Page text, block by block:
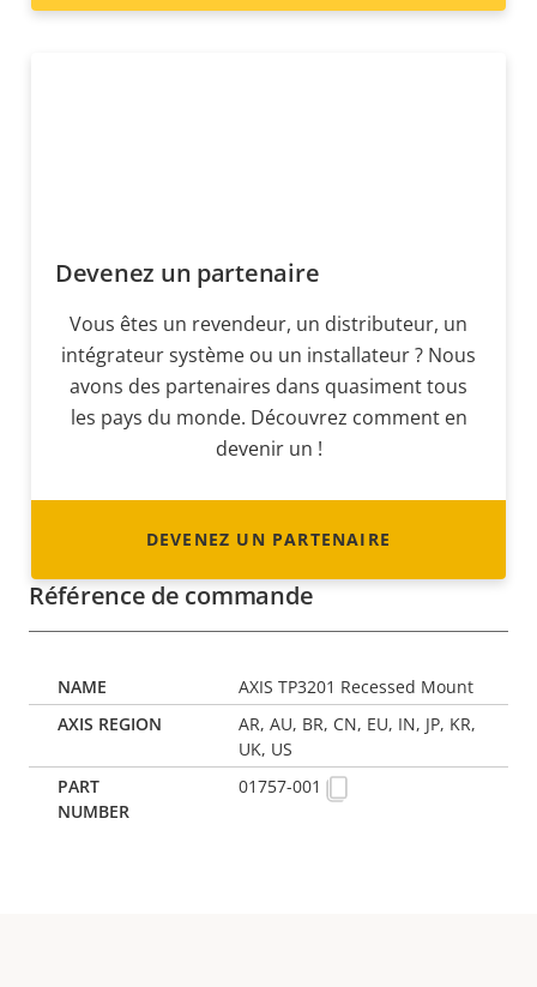
Devenez un partenaire
Vous êtes un revendeur, un distributeur, un
intégrateur système ou un installateur ? Nous
avons des partenaires dans quasiment tous
les pays du monde. Découvrez comment en
devenir un !
DEVENEZ UN PARTENAIRE
Référence de commande
AXIS TP3201 Recessed Mount
AR, AU, BR, CN, EU, IN, JP, KR,
UK, US
01757-001